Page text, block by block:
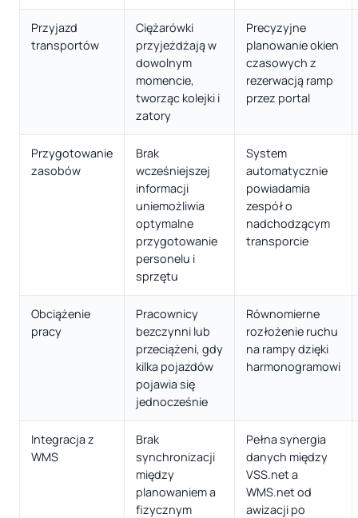
Przyjazd
transportów
Ciężarówki
przyjeżdżają w
dowolnym
momencie,
tworząc kolejki i
zatory
Precyzyjne
planowanie okien
czasowych z
rezerwacją ramp
przez portal
Przygotowanie
zasobów
Brak
wcześniejszej
informacji
uniemożliwia
optymalne
przygotowanie
personelu i
sprzętu
System
automatycznie
powiadamia
zespół o
nadchodzącym
transporcie
Obciążenie
pracy
Pracownicy
bezczynni lub
przeciążeni, gdy
kilka pojazdów
pojawia się
jednocześnie
Równomierne
rozłożenie ruchu
na rampy dzięki
harmonogramowi
Integracja z
WMS
Brak
synchronizacji
między
planowaniem a
fizycznym
Pełna synergia
danych między
VSS.net a
WMS.net od
awizacji po